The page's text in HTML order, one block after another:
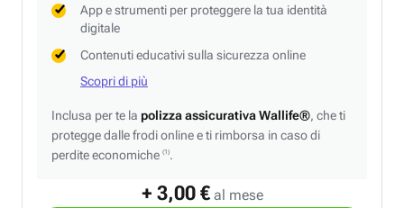
+ 3,00 € al mese
App e strumenti per proteggere la tua identità
digitale
Contenuti educativi sulla sicurezza online
Scopri di più
Inclusa per te la polizza assicurativa Wallife®, che ti
protegge dalle frodi online e ti rimborsa in caso di
perdite economiche (1).